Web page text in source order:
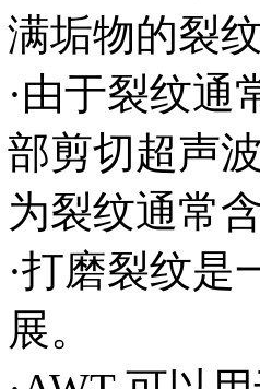
满垢物的裂
·由于裂纹通
部剪切超声
为裂纹通常
·打磨裂纹
展。